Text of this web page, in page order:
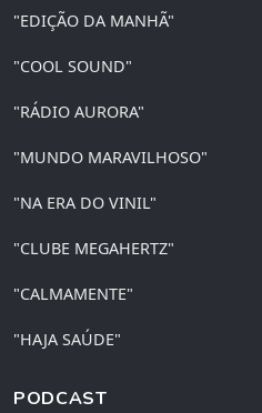
"EDIÇÃO DA MANHÃ"
"COOL SOUND"
"RÁDIO AURORA"
"MUNDO MARAVILHOSO"
"NA ERA DO VINIL"
"CLUBE MEGAHERTZ"
"CALMAMENTE"
"HAJA SAÚDE"
PODCAST